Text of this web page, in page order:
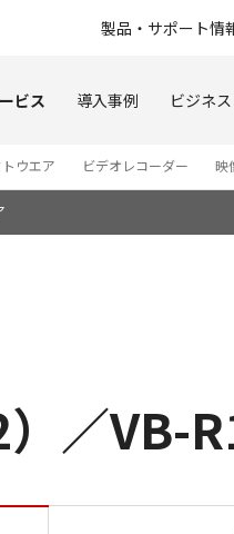
製品・サポート情
ビス 導入事例 ビジネ
ウエア ビデオレコーダー 映
／VB-
VB-R13VE（H2）